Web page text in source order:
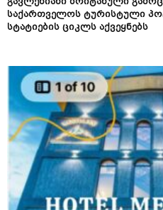
საქართველოს ტურისტული
სტატიების ციკლს აქვეყნებს